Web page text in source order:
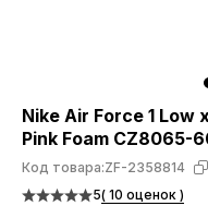
Nike Air Force 1 Low
Pink Foam CZ8065-
Код товара:ZF-2358814
5( 10 оценок )